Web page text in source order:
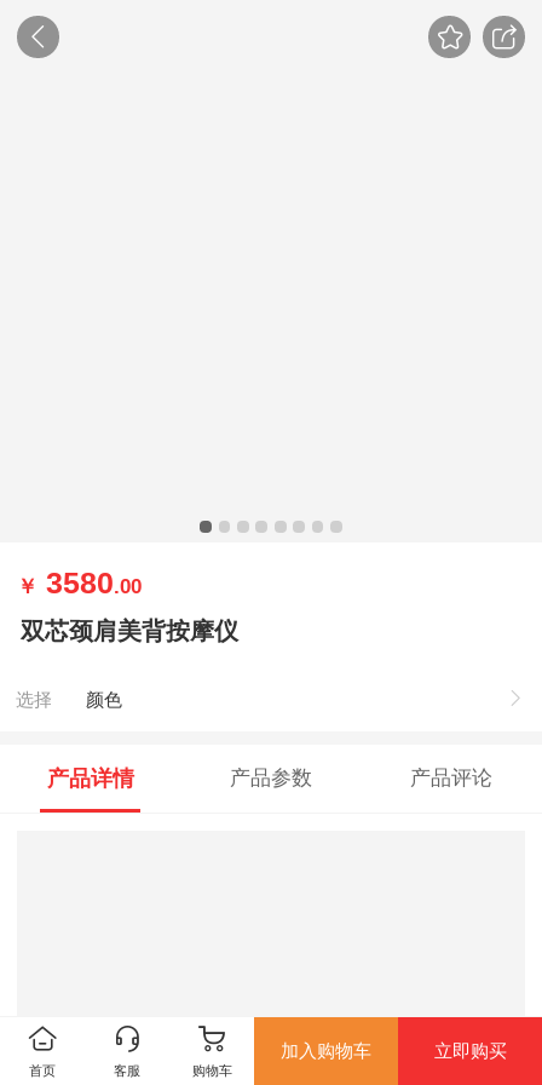
￥ 3580.00
双芯颈肩美背按摩仪
选择 颜色
产品详情 产品参数 产品评论
首页 客服 购物车
加入购物车 立即购买